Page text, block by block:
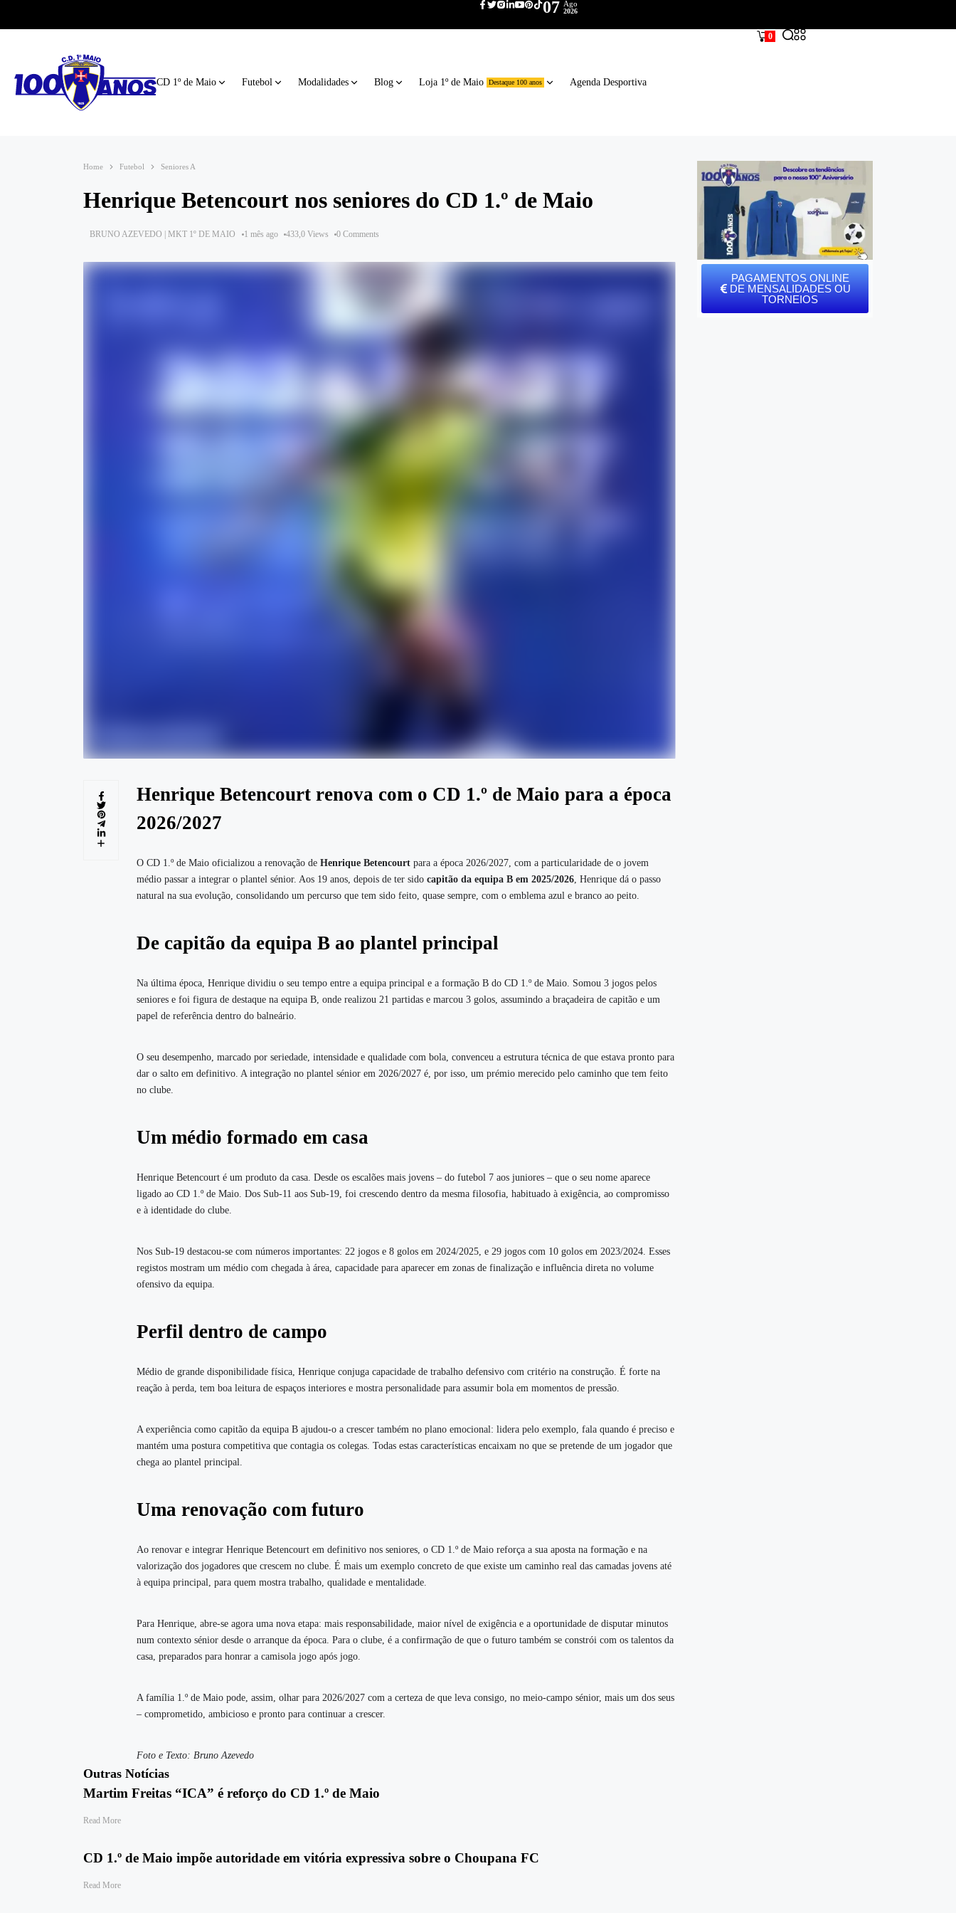
07 Ago
2026
CD 1º de Maio Futebol Modalidades Blog Loja 1º de Maio Destaque 100 anos Agenda Desportiva
0
Home Futebol Seniores A
Henrique Betencourt nos seniores do CD 1.º de Maio
BRUNO AZEVEDO | MKT 1º DE MAIO 1 mês ago 433,0 Views 0 Comments
Henrique Betencourt renova com o CD 1.º de Maio para a época
2026/2027
O CD 1.º de Maio oficializou a renovação de Henrique Betencourt para a época 2026/2027, com a particularidade de o jovem
médio passar a integrar o plantel sénior. Aos 19 anos, depois de ter sido capitão da equipa B em 2025/2026 , Henrique dá o passo
natural na sua evolução, consolidando um percurso que tem sido feito, quase sempre, com o emblema azul e branco ao peito.
De capitão da equipa B ao plantel principal
Na última época, Henrique dividiu o seu tempo entre a equipa principal e a formação B do CD 1.º de Maio. Somou 3 jogos pelos
seniores e foi figura de destaque na equipa B, onde realizou 21 partidas e marcou 3 golos, assumindo a braçadeira de capitão e um
papel de referência dentro do balneário.
O seu desempenho, marcado por seriedade, intensidade e qualidade com bola, convenceu a estrutura técnica de que estava pronto para
dar o salto em definitivo. A integração no plantel sénior em 2026/2027 é, por isso, um prémio merecido pelo caminho que tem feito
no clube.
Um médio formado em casa
Henrique Betencourt é um produto da casa. Desde os escalões mais jovens – do futebol 7 aos juniores – que o seu nome aparece
ligado ao CD 1.º de Maio. Dos Sub‑11 aos Sub‑19, foi crescendo dentro da mesma filosofia, habituado à exigência, ao compromisso
e à identidade do clube.
Nos Sub‑19 destacou‑se com números importantes: 22 jogos e 8 golos em 2024/2025, e 29 jogos com 10 golos em 2023/2024. Esses
registos mostram um médio com chegada à área, capacidade para aparecer em zonas de finalização e influência direta no volume
ofensivo da equipa.
Perfil dentro de campo
Médio de grande disponibilidade física, Henrique conjuga capacidade de trabalho defensivo com critério na construção. É forte na
reação à perda, tem boa leitura de espaços interiores e mostra personalidade para assumir bola em momentos de pressão.
A experiência como capitão da equipa B ajudou‑o a crescer também no plano emocional: lidera pelo exemplo, fala quando é preciso e
mantém uma postura competitiva que contagia os colegas. Todas estas características encaixam no que se pretende de um jogador que
chega ao plantel principal.
Uma renovação com futuro
Ao renovar e integrar Henrique Betencourt em definitivo nos seniores, o CD 1.º de Maio reforça a sua aposta na formação e na
valorização dos jogadores que crescem no clube. É mais um exemplo concreto de que existe um caminho real das camadas jovens até
à equipa principal, para quem mostra trabalho, qualidade e mentalidade.
Para Henrique, abre‑se agora uma nova etapa: mais responsabilidade, maior nível de exigência e a oportunidade de disputar minutos
num contexto sénior desde o arranque da época. Para o clube, é a confirmação de que o futuro também se constrói com os talentos da
casa, preparados para honrar a camisola jogo após jogo.
A família 1.º de Maio pode, assim, olhar para 2026/2027 com a certeza de que leva consigo, no meio‑campo sénior, mais um dos seus
– comprometido, ambicioso e pronto para continuar a crescer.
Foto e Texto: Bruno Azevedo
Outras Notícias
Martim Freitas “ICA” é reforço do CD 1.º de Maio
Read More
CD 1.º de Maio impõe autoridade em vitória expressiva sobre o Choupana FC
Read More
PAGAMENTOS ONLINE
DE MENSALIDADES OU
TORNEIOS